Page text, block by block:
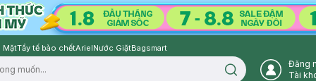
MặtTẩy tế bào chếtArielNước GiặtBagsmart
Search icon
Đăng
Tài